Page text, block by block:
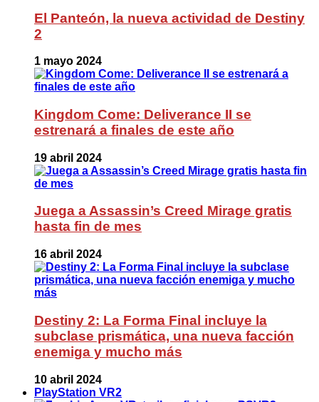
El Panteón, la nueva actividad de Destiny
2
1 mayo 2024
Kingdom Come: Deliverance II se
estrenará a finales de este año
19 abril 2024
Juega a Assassin’s Creed Mirage gratis
hasta fin de mes
16 abril 2024
Destiny 2: La Forma Final incluye la
subclase prismática, una nueva facción
enemiga y mucho más
10 abril 2024
PlayStation VR2